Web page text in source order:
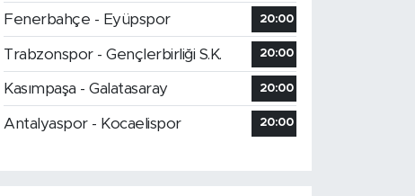
Fenerbahçe - Eyüpspor 20:00
Trabzonspor - Gençlerbirliği S.K. 20:00
Kasımpaşa - Galatasaray 20:00
Antalyaspor - Kocaelispor 20:00